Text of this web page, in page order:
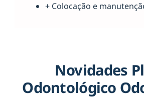
+ Colocação e
Novidades
Odontológico